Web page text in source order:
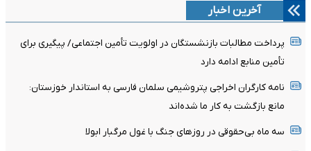
آخرین اخبار
پرداخت مطالبات بازنشستگان در اولویت تأمین اجتماعی/ پیگیری برای
تأمین منابع ادامه دارد
نامه کارگران اخراجی پتروشیمی سلمان فارسی به استاندار خوزستان:
مانع بازگشت به کار ما شده‌اند
سه ماه بی‌حقوقی در روزهای جنگ با غول مرگبار ابولا